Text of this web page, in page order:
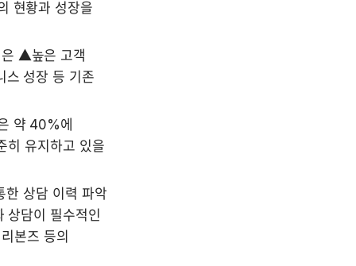
현황과 성장을
은 ▲높은 고객
성장 등 기존
약 40%에
히 유지하고 있을
한 상담 이력 파악
상담이 필수적인
본즈 등의